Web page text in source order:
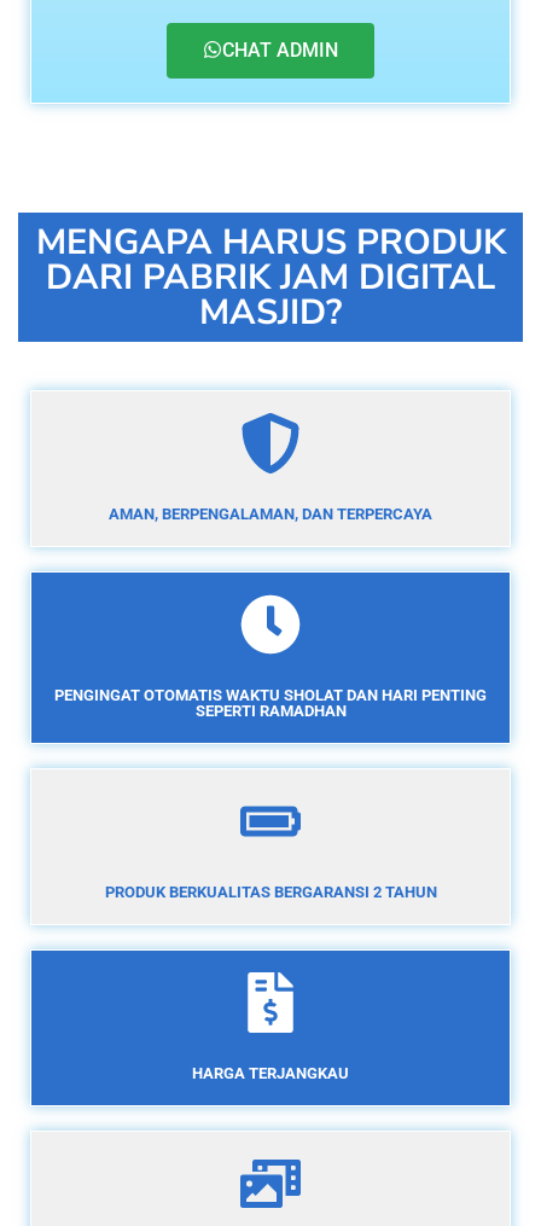
CHAT ADMIN
MENGAPA HARUS PRODUK
DARI PABRIK JAM DIGITAL
MASJID?
AMAN, BERPENGALAMAN, DAN TERPERCAYA
PENGINGAT OTOMATIS WAKTU SHOLAT DAN HARI PENTING
SEPERTI RAMADHAN
PRODUK BERKUALITAS BERGARANSI 2 TAHUN
HARGA TERJANGKAU